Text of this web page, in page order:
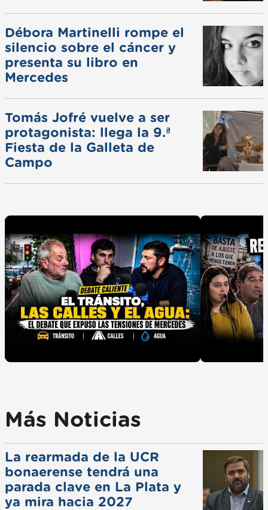
Débora Martinelli rompe el
silencio sobre el cáncer y
presenta su libro en
Mercedes
Tomás Jofré vuelve a ser
protagonista: llega la 9.ª
Fiesta de la Galleta de
Campo
Más Noticias
La rearmada de la UCR
bonaerense tendrá una
parada clave en La Plata y
ya mira hacia 2027